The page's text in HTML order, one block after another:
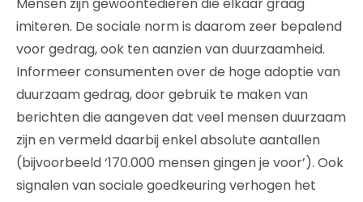
imiteren. De sociale norm is daarom zeer bepalend
voor gedrag, ook ten aanzien van duurzaamheid.
Informeer consumenten over de hoge adoptie van
duurzaam gedrag, door gebruik te maken van
berichten die aangeven dat veel mensen duurzaam
zijn en vermeld daarbij enkel absolute aantallen
(bijvoorbeeld ‘170.000 mensen gingen je voor’). Ook
signalen van sociale goedkeuring verhogen het